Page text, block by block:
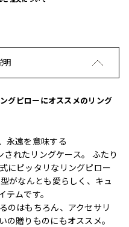
明
グピローにオススメのリング
永遠を意味する
されたリングケース。 ふたり
にピッタリなリングピロー
がなんとも愛らしく、キュ
ムです。
のはもちろん、アクセサリ
の贈りものにもオススメ。